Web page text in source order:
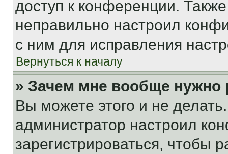
доступ к конференции.
неправильно настроил
с ним для исправления
Вернуться к началу
» Зачем мне вообще нужно
Вы можете этого и не
администратор настроил
зарегистрироваться, чтобы